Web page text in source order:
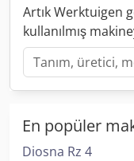
Artık Werktuigen
kullanılmış
En popüler
Diosna Rz 4